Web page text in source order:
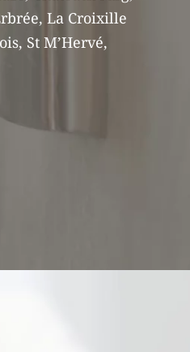
La Croixille
St M’Hervé,